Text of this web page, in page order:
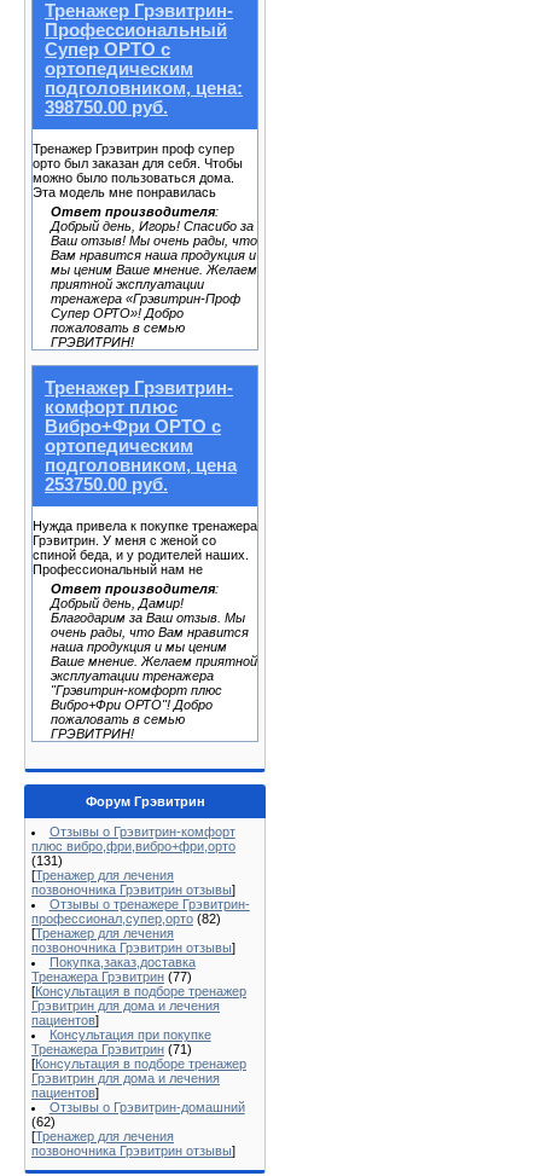
Тренажер Грэвитрин-
Профессиональный
Супер ОРТО с
ортопедическим
подголовником, цена:
398750.00 руб.
Тренажер Грэвитрин проф супер
орто был заказан для себя. Чтобы
можно было пользоваться дома.
Эта модель мне понравилась
Ответ производителя:
Добрый день, Игорь! Спасибо за
Ваш отзыв! Мы очень рады, что
Вам нравится наша продукция и
мы ценим Ваше мнение. Желаем
приятной эксплуатации
тренажера «Грэвитрин-Проф
Супер ОРТО»! Добро
пожаловать в семью
ГРЭВИТРИН!
Тренажер Грэвитрин-
комфорт плюс
Вибро+Фри ОРТО с
ортопедическим
подголовником, цена
253750.00 руб.
Нужда привела к покупке тренажера
Грэвитрин. У меня с женой со
спиной беда, и у родителей наших.
Профессиональный нам не
Ответ производителя:
Добрый день, Дамир!
Благодарим за Ваш отзыв. Мы
очень рады, что Вам нравится
наша продукция и мы ценим
Ваше мнение. Желаем приятной
эксплуатации тренажера
"Грэвитрин-комфорт плюс
Вибро+Фри ОРТО"! Добро
пожаловать в семью
ГРЭВИТРИН!
Форум Грэвитрин
Отзывы о Грэвитрин-комфорт
плюс вибро,фри,вибро+фри,орто
(131)
[Тренажер для лечения
позвоночника Грэвитрин отзывы]
Отзывы о тренажере Грэвитрин-
профессионал,супер,орто (82)
[Тренажер для лечения
позвоночника Грэвитрин отзывы]
Покупка,заказ,доставка
Тренажера Грэвитрин (77)
[Консультация в подборе тренажер
Грэвитрин для дома и лечения
пациентов]
Консультация при покупке
Тренажера Грэвитрин (71)
[Консультация в подборе тренажер
Грэвитрин для дома и лечения
пациентов]
Отзывы о Грэвитрин-домашний
(62)
[Тренажер для лечения
позвоночника Грэвитрин отзывы]